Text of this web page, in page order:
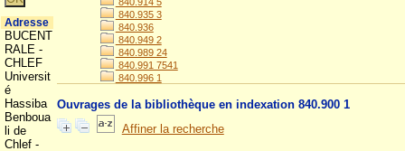
840.935 3
840.936
840.949 2
840.989 24
840.991 7541
840.996 1
Ouvrages de la bibliothèque en indexation 840.900 1
Affiner la recherche
Adresse
BUCENT
RALE -
CHLEF
Universit
é
Hassiba
Benboua
li de
Chlef -